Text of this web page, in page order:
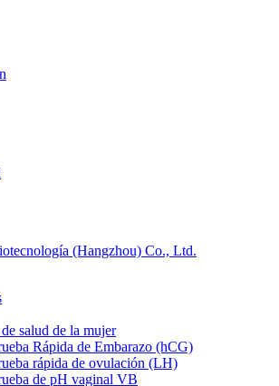
salud de la mujer
Rápida de Embarazo (hCG)
rápida de ovulación (LH)
de pH vaginal VB